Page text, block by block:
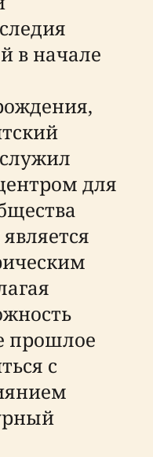
в начале
для
прошлое
с